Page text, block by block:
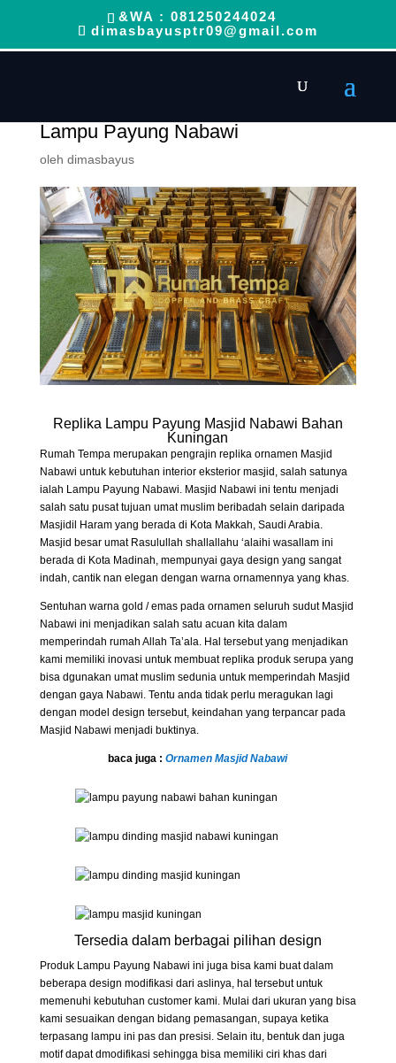
&WA : 081250244024
dimasbayusptr09@gmail.com
Lampu Payung Nabawi
oleh dimasbayus
Replika Lampu Payung Masjid Nabawi Bahan
Kuningan
Rumah Tempa merupakan pengrajin replika ornamen Masjid
Nabawi untuk kebutuhan interior eksterior masjid, salah satunya
ialah Lampu Payung Nabawi. Masjid Nabawi ini tentu menjadi
salah satu pusat tujuan umat muslim beribadah selain daripada
Masjidil Haram yang berada di Kota Makkah, Saudi Arabia.
Masjid besar umat Rasulullah shallallahu ‘alaihi wasallam ini
berada di Kota Madinah, mempunyai gaya design yang sangat
indah, cantik nan elegan dengan warna ornamennya yang khas.
Sentuhan warna gold / emas pada ornamen seluruh sudut Masjid
Nabawi ini menjadikan salah satu acuan kita dalam
memperindah rumah Allah Ta’ala. Hal tersebut yang menjadikan
kami memiliki inovasi untuk membuat replika produk serupa yang
bisa dgunakan umat muslim sedunia untuk memperindah Masjid
dengan gaya Nabawi. Tentu anda tidak perlu meragukan lagi
dengan model design tersebut, keindahan yang terpancar pada
Masjid Nabawi menjadi buktinya.
baca juga :Ornamen Masjid Nabawi
Tersedia dalam berbagai pilihan design
Produk Lampu Payung Nabawi ini juga bisa kami buat dalam
beberapa design modifikasi dari aslinya, hal tersebut untuk
memenuhi kebutuhan customer kami. Mulai dari ukuran yang bisa
kami sesuaikan dengan bidang pemasangan, supaya ketika
terpasang lampu ini pas dan presisi. Selain itu, bentuk dan juga
motif dapat dmodifikasi sehingga bisa memiliki ciri khas dari